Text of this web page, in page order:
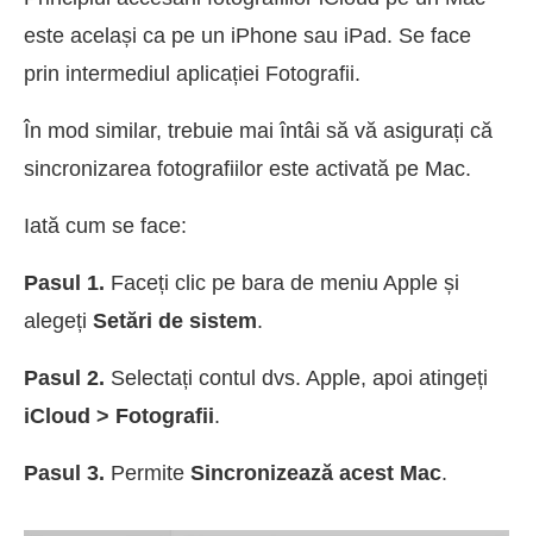
este același ca pe un iPhone sau iPad. Se face
prin intermediul aplicației Fotografii.
În mod similar, trebuie mai întâi să vă asigurați că
sincronizarea fotografiilor este activată pe Mac.
Iată cum se face:
Pasul 1. Faceți clic pe bara de meniu Apple și
alegeți Setări de sistem.
Pasul 2. Selectați contul dvs. Apple, apoi atingeți
iCloud > Fotografii.
Pasul 3. Permite Sincronizează acest Mac.